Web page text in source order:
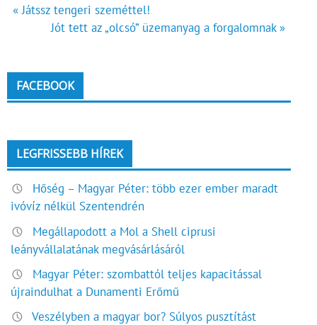
Bejegyzés
navigáció
« Játssz tengeri szeméttel!
Jót tett az „olcsó” üzemanyag a forgalomnak »
FACEBOOK
LEGFRISSEBB HÍREK
Hőség – Magyar Péter: több ezer ember maradt
ivóvíz nélkül Szentendrén
Megállapodott a Mol a Shell ciprusi
leányvállalatának megvásárlásáról
Magyar Péter: szombattól teljes kapacitással
újraindulhat a Dunamenti Erőmű
Veszélyben a magyar bor? Súlyos pusztítást